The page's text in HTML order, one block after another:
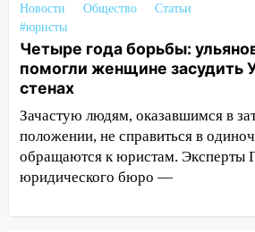
05:00
прибыль, а кому —
прочность
22:58 Соцсети: на
ДТП с мотоциклистом
20:22 Мошенники
жительницу Ульяновской
Новости Общество
Статьи
#юристы
Четыре года борьбы:
помогли женщине засудить
стенах
Зачастую людям, оказавшимся в
положении, не справиться в
обращаются к юристам. Эксперты
юридического бюро —